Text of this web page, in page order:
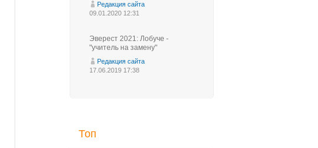
Редакция сайта
09.01.2020 12:31
Эверест 2021: Лобуче -
"учитель на замену"
Редакция сайта
17.06.2019 17:38
Топ